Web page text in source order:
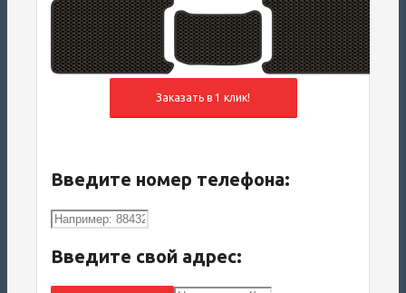
Введите номер телефона:
Введите свой адрес: